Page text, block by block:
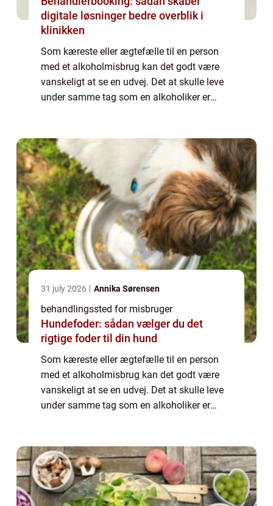
digitale løsninger bedre overblik i
klinikken
Som kæreste eller ægtefælle til en person
med et alkoholmisbrug kan det godt være
vanskeligt at se en udvej. Det at skulle leve
under samme tag som en alkoholiker er
31 july 2026 Annika Sørensen
behandlingssted for misbruger
Hundefoder: sådan vælger du det
rigtige foder til din hund
Som kæreste eller ægtefælle til en person
med et alkoholmisbrug kan det godt være
vanskeligt at se en udvej. Det at skulle leve
under samme tag som en alkoholiker er